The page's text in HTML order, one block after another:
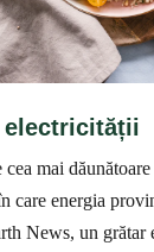
electricității
mai
care energia
News, un grătar